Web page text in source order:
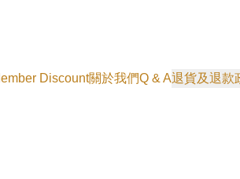
Discount關於我們Q & A退貨及退款